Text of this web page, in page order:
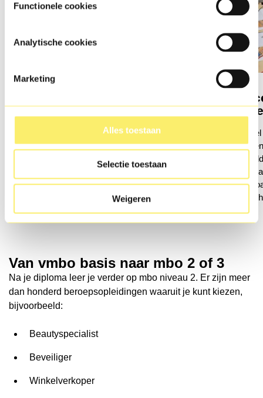
Functionele cookies
Analytische cookies
Marketing
Alles toestaan
Selectie toestaan
Weigeren
Werk je graag met mensen en vind je het
leuk om anderen te helpen? Dan past het
profiel Zorg & Welzijn misschien goed bij
jou. In dit profiel leer je hoe je mensen kunt
Bijvoorbeeld kinderen, ouderen of mensen
die extra hulp nodig hebben.
Energie
In dit
monteert
werken,
andere
Van vmbo basis naar mbo 2 of 3
Na je diploma leer je verder op mbo niveau 2. Er zijn meer
dan honderd beroepsopleidingen waaruit je kunt kiezen,
bijvoorbeeld:
Beautyspecialist
Beveiliger
Winkelverkoper